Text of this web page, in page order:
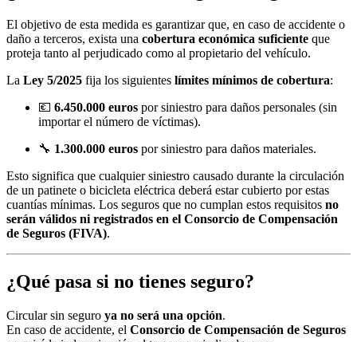
El objetivo de esta medida es garantizar que, en caso de accidente o
daño a terceros, exista una cobertura económica suficiente que
proteja tanto al perjudicado como al propietario del vehículo.
La Ley 5/2025 fija los siguientes límites mínimos de cobertura:
💶 6.450.000 euros por siniestro para daños personales (sin
importar el número de víctimas).
🔧 1.300.000 euros por siniestro para daños materiales.
Esto significa que cualquier siniestro causado durante la circulación
de un patinete o bicicleta eléctrica deberá estar cubierto por estas
cuantías mínimas. Los seguros que no cumplan estos requisitos no
serán válidos ni registrados en el Consorcio de Compensación
de Seguros (FIVA).
¿Qué pasa si no tienes seguro?
Circular sin seguro ya no será una opción.
En caso de accidente, el Consorcio de Compensación de Seguros